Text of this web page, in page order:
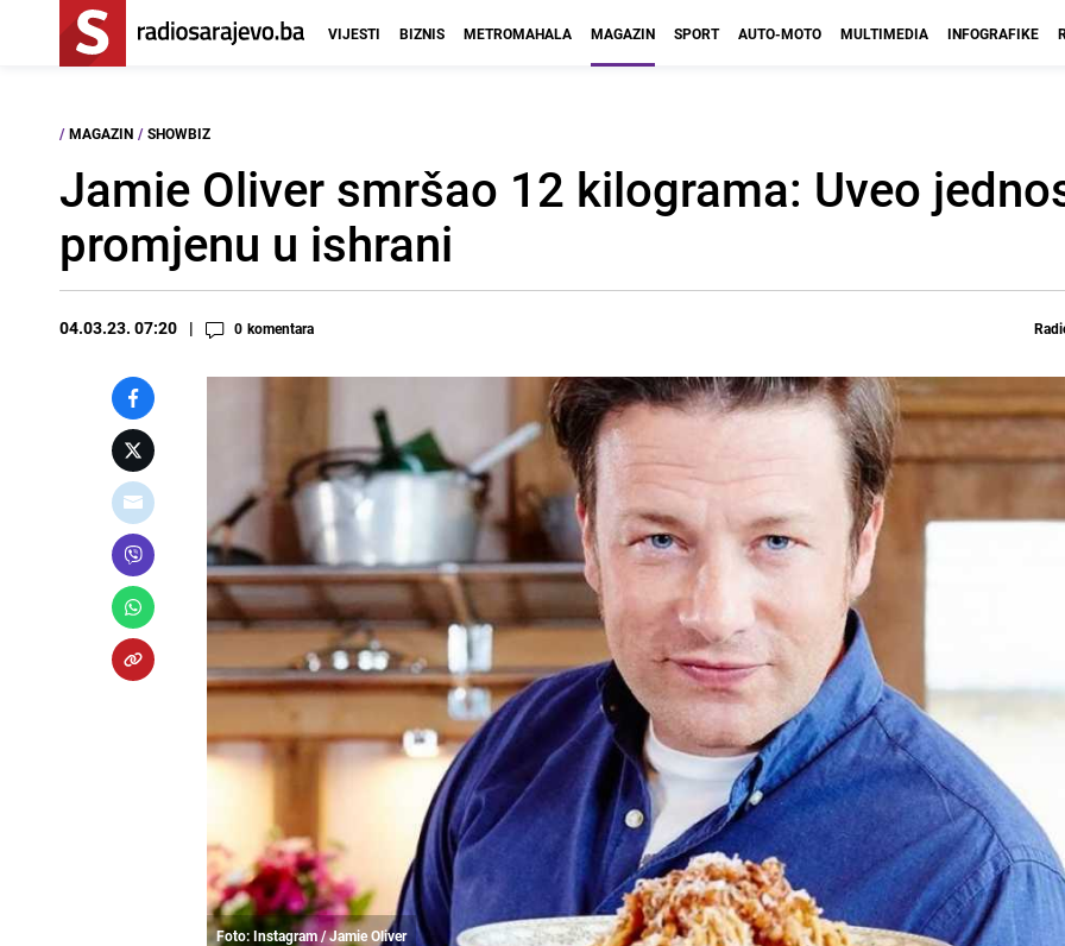
VIJESTI BIZNIS METROMAHALA MAGAZIN SPORT AUTO-MOTO MULTIMEDIA INFOGRAFIKE
/ MAGAZIN / SHOWBIZ
Jamie Oliver smršao 12 kilograma: Uveo
promjenu u ishrani
04.03.23. 07:20 0 komentara
Foto: Instagram / Jamie Oliver